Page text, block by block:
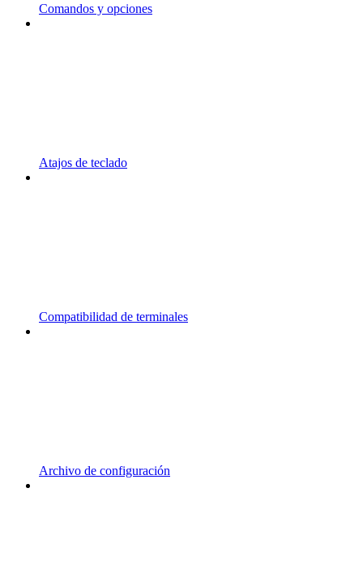
Comandos y opciones
Atajos de teclado
Compatibilidad de terminales
Archivo de configuración